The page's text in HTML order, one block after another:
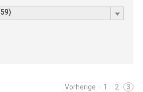
Vorherige 1 2 3